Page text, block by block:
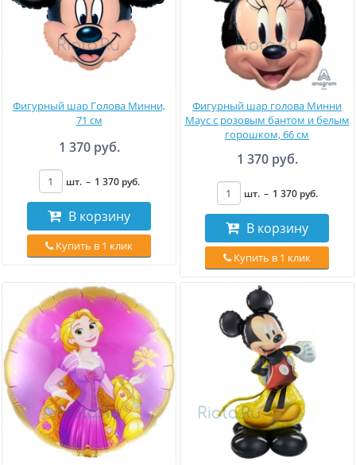
Фигурный шар Голова Минни,
71 см
1 370 руб.
шт. – 1 370 руб.
В корзину
Купить в 1 клик
Фигурный шар голова Минни
Маус с розовым бантом и белым
горошком, 66 см
1 370 руб.
шт. – 1 370 руб.
В корзину
Купить в 1 клик